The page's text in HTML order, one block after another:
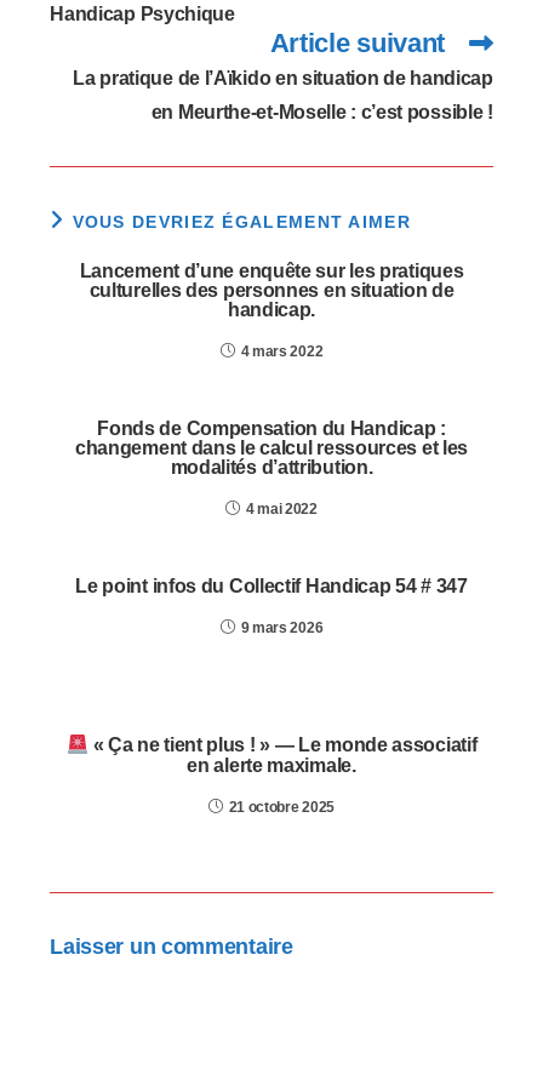
Handicap Psychique
Article suivant
La pratique de l’Aïkido en situation de handicap
en Meurthe-et-Moselle : c’est possible !
VOUS DEVRIEZ ÉGALEMENT AIMER
Lancement d’une enquête sur les pratiques
culturelles des personnes en situation de
handicap.
4 mars 2022
Fonds de Compensation du Handicap :
changement dans le calcul ressources et les
modalités d’attribution.
4 mai 2022
Le point infos du Collectif Handicap 54 # 347
9 mars 2026
« Ça ne tient plus ! » — Le monde associatif
en alerte maximale.
21 octobre 2025
Laisser un commentaire